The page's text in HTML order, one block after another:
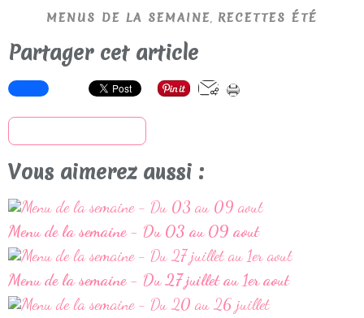
MENUS DE LA SEMAINE, RECETTES ÉTÉ
Partager cet article
Vous aimerez aussi :
Menu de la semaine - Du 03 au 09 aout
Menu de la semaine - Du 27 juillet au 1er aout